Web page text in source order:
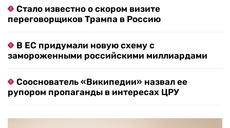
Стало известно о скором визите
переговорщиков Трампа в Россию
В ЕС придумали новую схему с
замороженными российскими миллиардами
Сооснователь «Википедии» назвал ее
рупором пропаганды в интересах ЦРУ